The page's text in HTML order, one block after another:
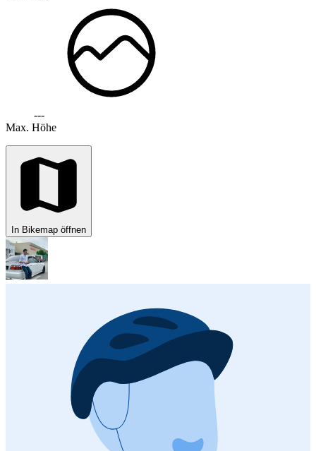
---
Max. Höhe
In Bikemap öffnen